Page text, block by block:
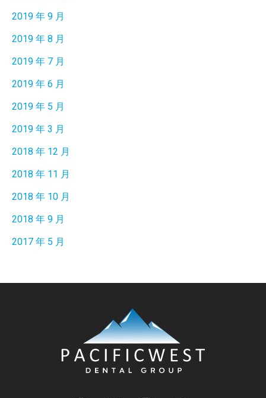
2019 年 9 月
2019 年 8 月
2019 年 7 月
2019 年 6 月
2019 年 5 月
2019 年 3 月
2018 年 12 月
2018 年 11 月
2018 年 10 月
2018 年 9 月
2017 年 5 月